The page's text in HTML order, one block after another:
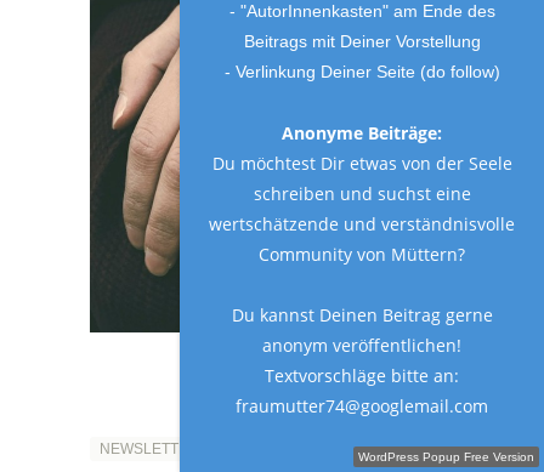
NEWSLETTER Schreibe einen Gastbeitrag!
- "AutorInnenkasten" am Ende des
Beitrags mit Deiner Vorstellung
- Verlinkung Deiner Seite (do follow)
Anonyme Beiträge:
Du möchtest Dir etwas von der Seele
schreiben und suchst eine
wertschätzende und verständnisvolle
Community von Müttern?
Du kannst Deinen Beitrag gerne
anonym veröffentlichen!
Textvorschläge bitte an:
fraumutter74@googlemail.com
WordPress Popup Free Version